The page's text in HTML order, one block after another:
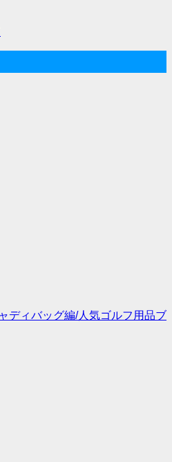
ディバッグ編/人気ゴルフ用品ブ